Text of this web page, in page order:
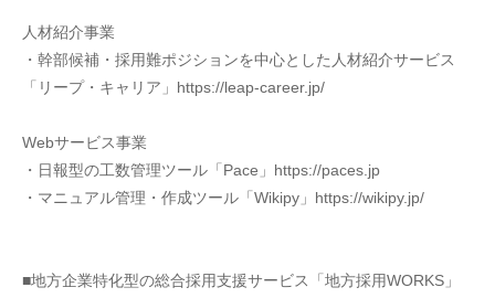
人材紹介事業
・幹部候補・採用難ポジションを中心とした人材紹介サービス
「リープ・キャリア」https://leap-career.jp/
Webサービス事業
・日報型の工数管理ツール「Pace」https://paces.jp
・マニュアル管理・作成ツール「Wikipy」https://wikipy.jp/
■地方企業特化型の総合採用支援サービス「地方採用WORKS」